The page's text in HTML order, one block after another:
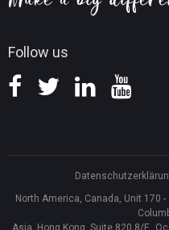
Follow us
North America, Canada, Unit 170
Asia, Hong Kong, Suite 820,8/F.,